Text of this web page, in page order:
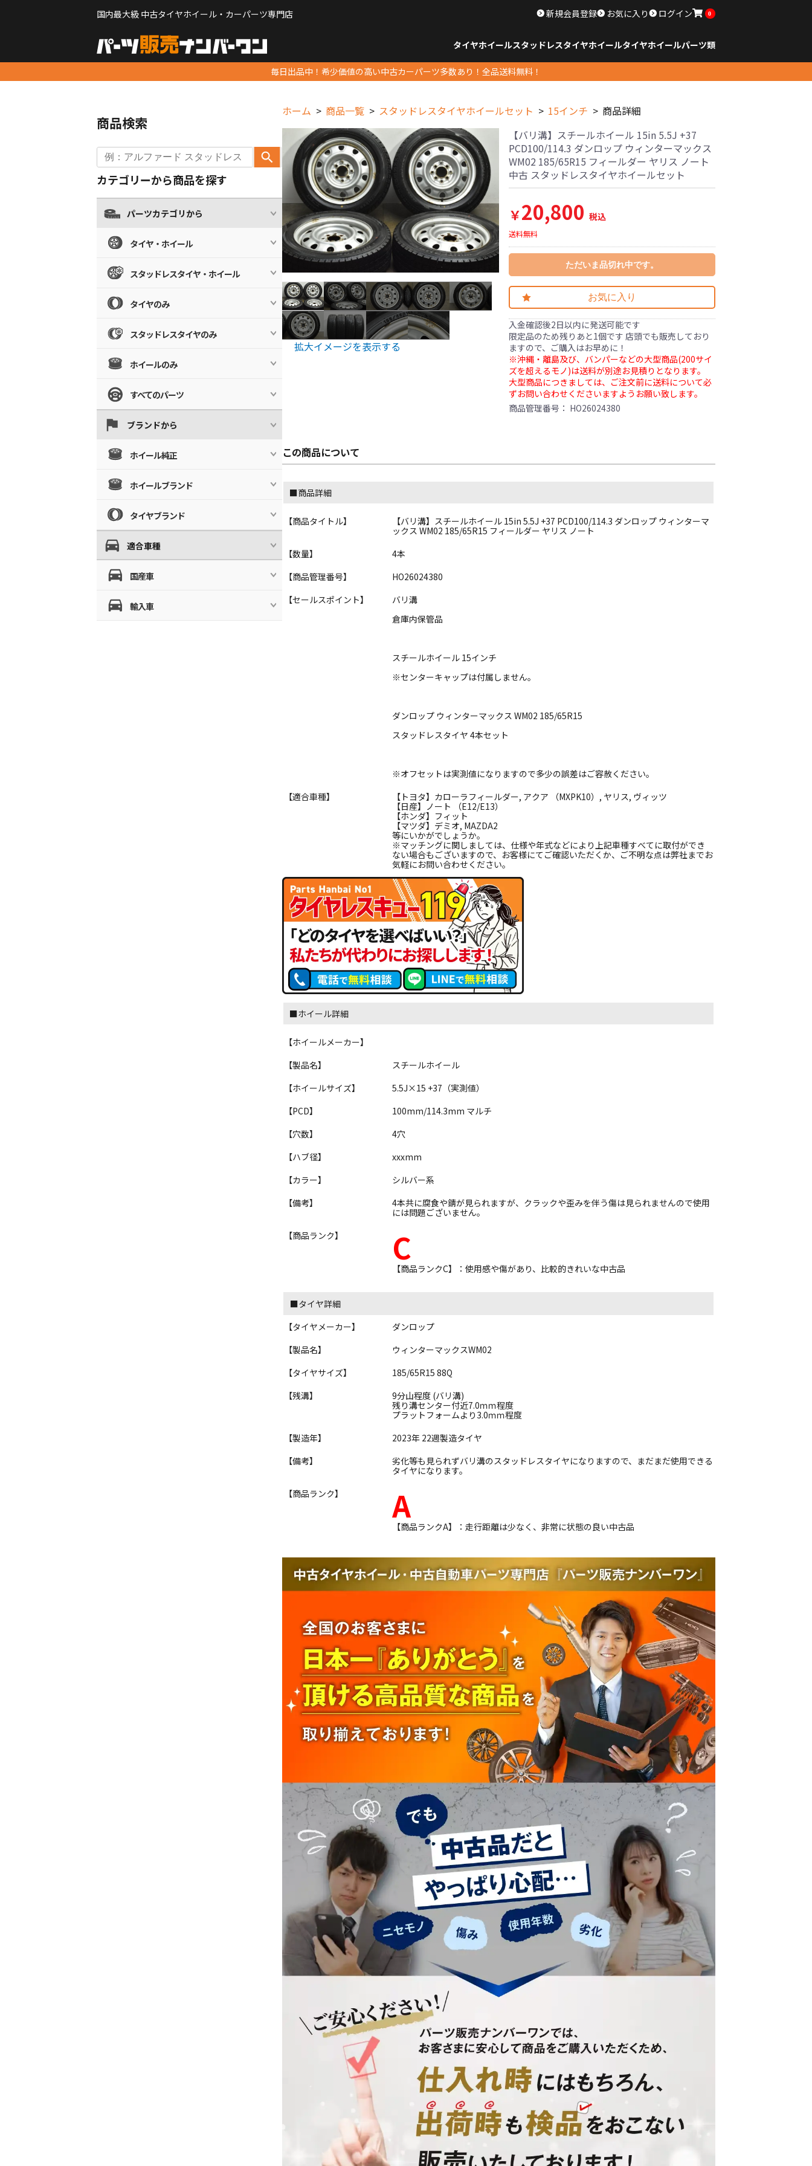
国内最大級 中古タイヤホイール・カーパーツ専門店 新規会員登録 お気に入り ログイン 0
タイヤホイールスタッドレスタイヤホイールタイヤホイールパーツ類
毎日出品中！希少価値の高い中古カーパーツ多数あり！全品送料無料！
ホーム 商品一覧 スタッドレスタイヤホイールセット 15インチ 商品詳細
拡大イメージを表示する
【バリ溝】スチールホイール 15in 5.5J +37
PCD100/114.3 ダンロップ ウィンターマックス
WM02 185/65R15 フィールダー ヤリス ノート
中古 スタッドレスタイヤホイールセット
￥20,800 税込
送料無料
ただいま品切れ中です。
お気に入り
入金確認後2日以内に発送可能です
限定品のため残りあと1個です 店頭でも販売しており
ますので、ご購入はお早めに！
※沖縄・離島及び、バンパーなどの大型商品(200サイ
ズを超えるモノ)は送料が別途お見積りとなります。
大型商品につきましては、ご注文前に送料について必
ずお問い合わせくださいますようお願い致します。
商品管理番号： HO26024380
この商品について
■商品詳細
【商品タイトル】
【バリ溝】スチールホイール 15in 5.5J +37 PCD100/114.3 ダンロップ ウィンターマ
ックス WM02 185/65R15 フィールダー ヤリス ノート
【数量】
4本
【商品管理番号】
HO26024380
【セールスポイント】
バリ溝
倉庫内保管品
スチールホイール 15インチ
※センターキャップは付属しません。
ダンロップ ウィンターマックス WM02 185/65R15
スタッドレスタイヤ 4本セット
※オフセットは実測値になりますので多少の誤差はご容赦ください。
【適合車種】
【トヨタ】カローラフィールダー, アクア （MXPK10）, ヤリス, ヴィッツ
【日産】ノート （E12/E13）
【ホンダ】フィット
【マツダ】デミオ, MAZDA2
等にいかがでしょうか。
※マッチングに関しましては、仕様や年式などにより上記車種すべてに取付ができ
ない場合もございますので、お客様にてご確認いただくか、ご不明な点は弊社までお
気軽にお問い合わせください。
■ホイール詳細
【ホイールメーカー】
【製品名】
スチールホイール
【ホイールサイズ】
5.5J×15 +37（実測値）
【PCD】
100mm/114.3mm マルチ
【穴数】
4穴
【ハブ径】
xxxmm
【カラー】
シルバー系
【備考】
4本共に腐食や錆が見られますが、クラックや歪みを伴う傷は見られませんので使用
には問題ございません。
【商品ランク】
C
【商品ランクC】：使用感や傷があり、比較的きれいな中古品
■タイヤ詳細
【タイヤメーカー】
ダンロップ
【製品名】
ウィンターマックスWM02
【タイヤサイズ】
185/65R15 88Q
【残溝】
9分山程度 (バリ溝)
残り溝センター付近7.0ｍｍ程度
プラットフォームより3.0ｍｍ程度
【製造年】
2023年 22週製造タイヤ
【備考】
劣化等も見られずバリ溝のスタッドレスタイヤになりますので、まだまだ使用できる
タイヤになります。
【商品ランク】
A
【商品ランクA】：走行距離は少なく、非常に状態の良い中古品
商品検索
カテゴリーから商品を探す
パーツカテゴリから
タイヤ・ホイール
スタッドレスタイヤ・ホイール
タイヤのみ
スタッドレスタイヤのみ
ホイールのみ
すべてのパーツ
ブランドから
ホイール純正
ホイールブランド
タイヤブランド
適合車種
国産車
輸入車